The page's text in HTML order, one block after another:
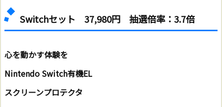
Switchセット 37,980円 抽選倍率：3.7倍
心を動かす体験を
Nintendo Switch有機EL
スクリーンプロテクタ